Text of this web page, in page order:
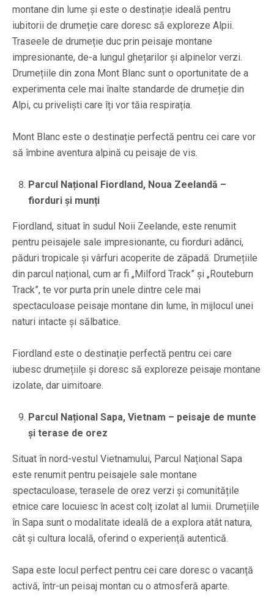
montane din lume și este o destinație ideală pentru
iubitorii de drumeție care doresc să exploreze Alpii.
Traseele de drumeție duc prin peisaje montane
impresionante, de-a lungul ghețarilor și alpinelor verzi.
Drumețiile din zona Mont Blanc sunt o oportunitate de a
experimenta cele mai înalte standarde de drumeție din
Alpi, cu priveliști care îți vor tăia respirația.
Mont Blanc este o destinație perfectă pentru cei care vor
să îmbine aventura alpină cu peisaje de vis.
Parcul Național Fiordland, Noua Zeelandă –
fiorduri și munți
Fiordland, situat în sudul Noii Zeelande, este renumit
pentru peisajele sale impresionante, cu fiorduri adânci,
păduri tropicale și vârfuri acoperite de zăpadă. Drumețiile
din parcul național, cum ar fi „Milford Track” și „Routeburn
Track”, te vor purta prin unele dintre cele mai
spectaculoase peisaje montane din lume, în mijlocul unei
naturi intacte și sălbatice.
Fiordland este o destinație perfectă pentru cei care
iubesc drumețiile și doresc să exploreze peisaje montane
izolate, dar uimitoare.
Parcul Național Sapa, Vietnam – peisaje de munte
și terase de orez
Situat în nord-vestul Vietnamului, Parcul Național Sapa
este renumit pentru peisajele sale montane
spectaculoase, terasele de orez verzi și comunitățile
etnice care locuiesc în acest colț izolat al lumii. Drumețiile
în Sapa sunt o modalitate ideală de a explora atât natura,
cât și cultura locală, oferind o experiență autentică.
Sapa este locul perfect pentru cei care doresc o vacanță
activă, într-un peisaj montan cu o atmosferă aparte.